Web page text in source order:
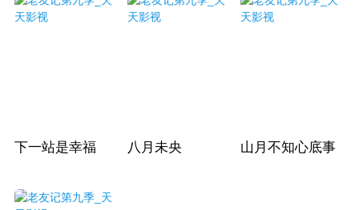
下一站是幸福 八月未央 山月不知心底事